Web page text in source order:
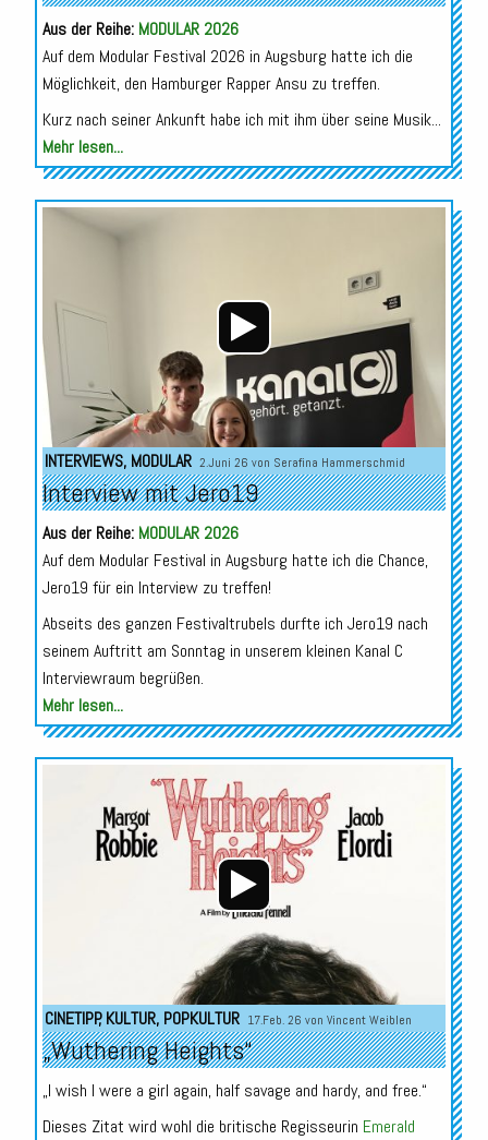
Aus der Reihe: MODULAR 2026
Auf dem Modular Festival 2026 in Augsburg hatte ich die
Möglichkeit, den Hamburger Rapper Ansu zu treffen.
Kurz nach seiner Ankunft habe ich mit ihm über seine Musik...
Mehr lesen...
Audio-
Player
INTERVIEWS, MODULAR 2.Juni 26 von Serafina Hammerschmid
Interview mit Jero19
Aus der Reihe: MODULAR 2026
Auf dem Modular Festival in Augsburg hatte ich die Chance,
Jero19 für ein Interview zu treffen!
Abseits des ganzen Festivaltrubels durfte ich Jero19 nach
seinem Auftritt am Sonntag in unserem kleinen Kanal C
Interviewraum begrüßen.
Mehr lesen...
Audio-
Player
CINETIPP,KULTUR, POPKULTUR 17.Feb. 26 von Vincent Weiblen
„Wuthering Heights“
„I wish I were a girl again, half savage and hardy, and free.“
Dieses Zitat wird wohl die britische Regisseurin Emerald